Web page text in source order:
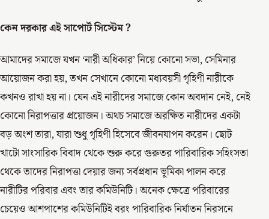
কেন দরকার এই সাপোর্ট সিস্টেম ?
আমাদের সমাজে যখন ‘নারী অধিকার’ নিয়ে কোনো সভা, সেমিনার
আয়োজন করা হয়, তখন সেখানে কোনো মধ্যবয়সী গৃহিণী নারীকে
কখনও রাখা হয় না। যেন এই নারীদের সমাজে কোন অবদান নেই, নেই
কোনো নিরাপত্তার প্রয়োজন। অথচ সমাজে অরক্ষিত নারীদের একটা
বড় অংশ তারা, যারা শুধু গৃহিণী হিসেবে জীবনযাপন করেন। ছোট
খাটো সাংসারিক বিবাদ থেকে শুরু করে গুরুতর পারিবারিক সহিংসতা
থেকে তাদের নিরাপত্তা দেয়ার জন্য সর্বপ্রধান ভূমিকা পালন করে
নারীটির পরিবার এবং তার কমিউনিটি। অনেক ক্ষেত্রে পরিবারের
চেয়েও আশপাশের কমিউনিটিই বরং পারিবারিক নির্যাতন নিরসনে